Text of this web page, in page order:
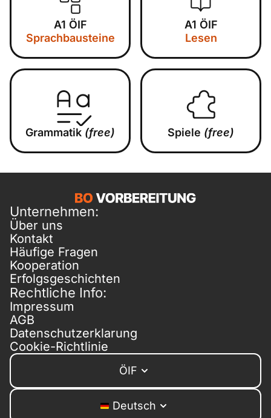
A1 ÖIF
Sprachbausteine
A1 ÖIF
Lesen
Grammatik (free) Spiele (free)
Unternehmen:
Über uns
Kontakt
Häufige Fragen
Kooperation
Erfolgsgeschichten
Rechtliche Info:
Impressum
AGB
Datenschutzerklarung
Cookie-Richtlinie
ÖIF
Deutsch